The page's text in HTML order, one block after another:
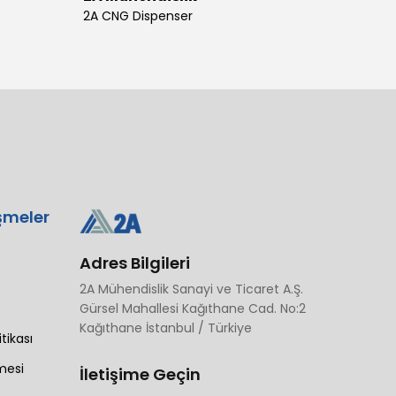
2A CNG Dispenser
Adres Bilgileri
2A Mühendislik Sanayi ve Ticaret A.Ş.
Gürsel Mahallesi Kağıthane Cad. No:2
Kağıthane İstanbul / Türkiye
İletişime Geçin